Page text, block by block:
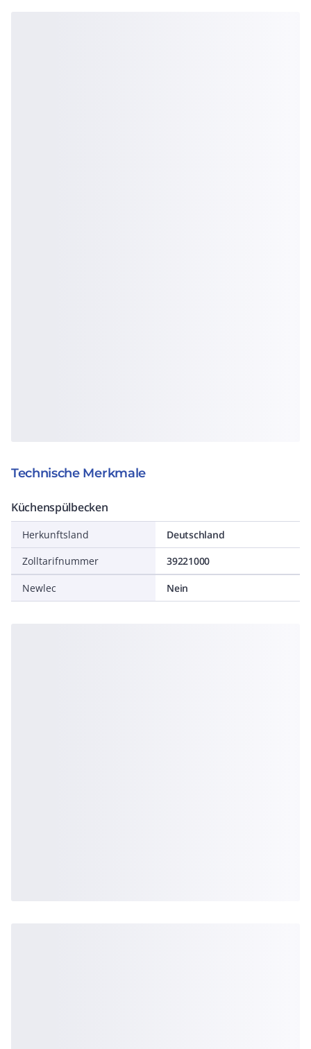
Technische Merkmale
Küchenspülbecken
Herkunftsland
Deutschland
Zolltarifnummer
39221000
Newlec Nein